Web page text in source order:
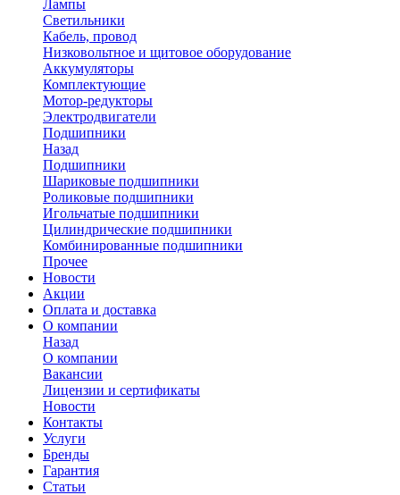
Лампы
Светильники
Кабель, провод
Низковольтное и щитовое оборудование
Аккумуляторы
Комплектующие
Мотор-редукторы
Электродвигатели
Подшипники
Назад
Подшипники
Шариковые подшипники
Роликовые подшипники
Игольчатые подшипники
Цилиндрические подшипники
Комбинированные подшипники
Прочее
Новости
Акции
Оплата и доставка
О компании
Назад
О компании
Вакансии
Лицензии и сертификаты
Новости
Контакты
Услуги
Бренды
Гарантия
Статьи